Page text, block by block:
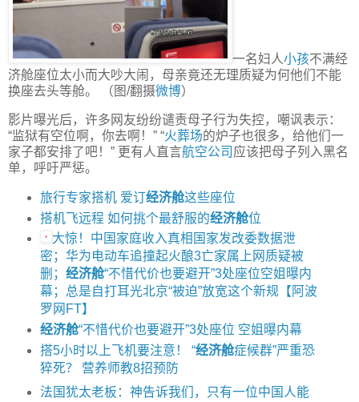
一名妇人小孩不满经
济舱座位太小而大吵大闹，母亲竟还无理质疑为何他们不能
换座去头等舱。 （图/翻摄微博）
影片曝光后，许多网友纷纷谴责母子行为失控，嘲讽表示：
“监狱有空位啊，你去啊！” “火葬场的炉子也很多，给他们一
家子都安排了吧！” 更有人直言航空公司 应该把母子列入黑名
单，呼吁严惩。
旅行专家搭机 爱订经济舱这些座位
搭机飞远程 如何挑个最舒服的经济舱位
大惊！中国家庭收入真相国家发改委数据泄
密；华为电动车追撞起火酿3亡家属上网质疑被
删； 经济舱“不惜代价也要避开”3处座位空姐曝内
幕；总是自打耳光北京“被迫”放宽这个新规【阿波
罗网FT】
经济舱“不惜代价也要避开”3处座位 空姐曝内幕
搭5小时以上飞机要注意！ “经济舱症候群”严重恐
猝死？ 营养师教8招预防
法国犹太老板：神告诉我们，只有一位中国人能